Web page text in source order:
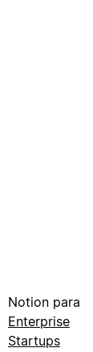
Notion para
Enterprise
Startups